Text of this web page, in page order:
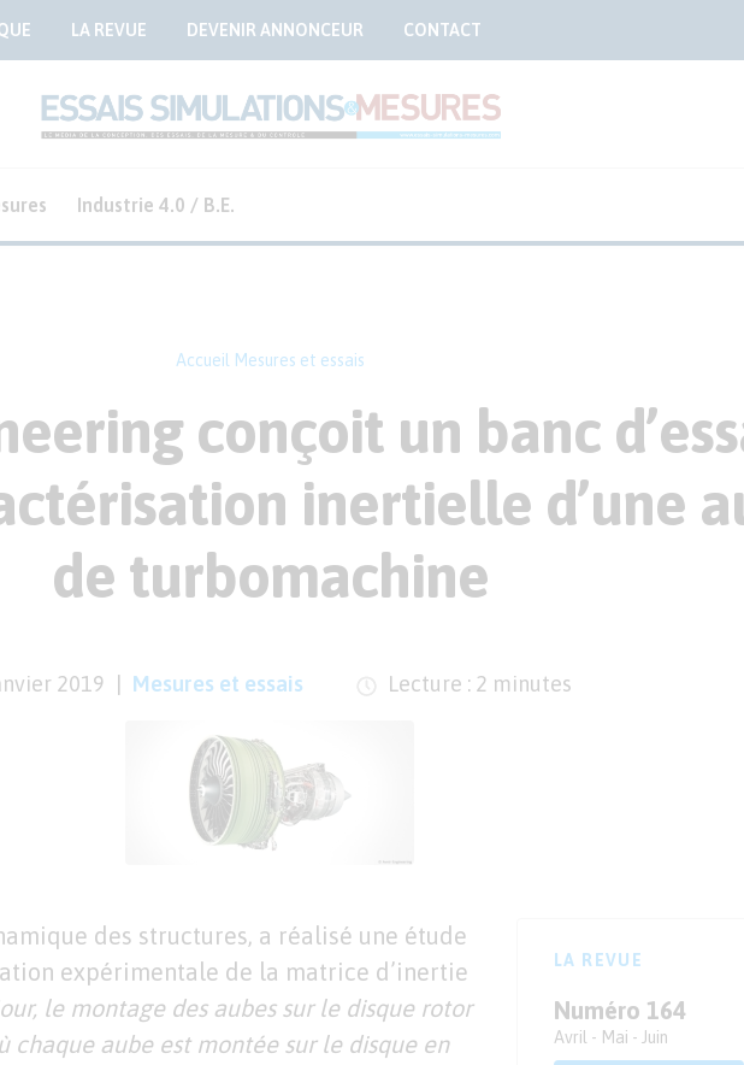
LA REVUE DEVENIR ANNONCEUR CONTACT
Industrie 4.0 / B.E.
Accueil Mesures et essais
conçoit un banc
inertielle d’une
de turbomachine
2019 Mesures et essais Lecture : 2 minutes
des structures, a réalisé une étude
expérimentale de la matrice d’inertie
le montage des aubes sur le disque rotor
aube est montée sur le disque en
LA REVUE
Numéro 164
Avril - Mai - Juin